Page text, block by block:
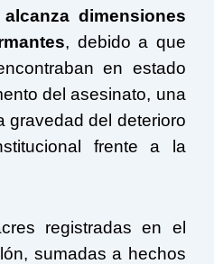
dimensiones
, debido a que
en estado
del asesinato, una
gravedad del deterioro
frente a la
registradas en el
, sumadas a hechos